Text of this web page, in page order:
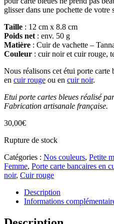
glisser dans une pochette de votre
Taille : 12 cm x 8.8 cm
Poids net : env. 50 g
Matière : Cuir de vachette –
Couleur : cuir noir et cuir rouge,
Nous réalisons cet étui porte carte
en cuir rouge ou en cuir noir.
Etui porte cartes bleues réalisé
Fabrication artisanale française.
30,00€
Rupture de stock
Catégories : Nos couleurs, Petite
Femme, Porte carte bancaires en
noir, Cuir rouge
Description
Informations